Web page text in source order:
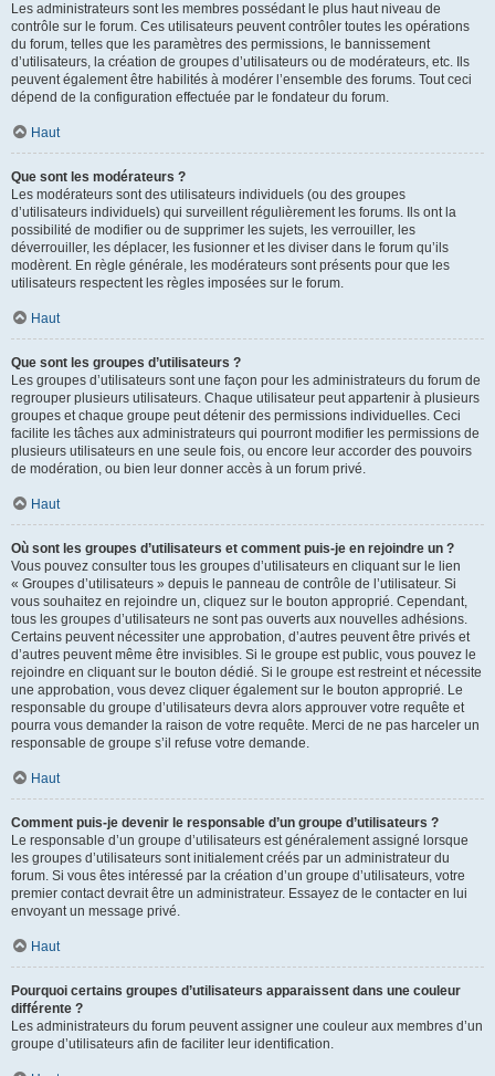
Les administrateurs sont les membres possédant le plus haut niveau de
contrôle sur le forum. Ces utilisateurs peuvent contrôler toutes les opérations
du forum, telles que les paramètres des permissions, le bannissement
d’utilisateurs, la création de groupes d’utilisateurs ou de modérateurs, etc. Ils
peuvent également être habilités à modérer l’ensemble des forums. Tout ceci
dépend de la configuration effectuée par le fondateur du forum.
Haut
Que sont les modérateurs ?
Les modérateurs sont des utilisateurs individuels (ou des groupes
d’utilisateurs individuels) qui surveillent régulièrement les forums. Ils ont la
possibilité de modifier ou de supprimer les sujets, les verrouiller, les
déverrouiller, les déplacer, les fusionner et les diviser dans le forum qu’ils
modèrent. En règle générale, les modérateurs sont présents pour que les
utilisateurs respectent les règles imposées sur le forum.
Haut
Que sont les groupes d’utilisateurs ?
Les groupes d’utilisateurs sont une façon pour les administrateurs du forum de
regrouper plusieurs utilisateurs. Chaque utilisateur peut appartenir à plusieurs
groupes et chaque groupe peut détenir des permissions individuelles. Ceci
facilite les tâches aux administrateurs qui pourront modifier les permissions de
plusieurs utilisateurs en une seule fois, ou encore leur accorder des pouvoirs
de modération, ou bien leur donner accès à un forum privé.
Haut
Où sont les groupes d’utilisateurs et comment puis-je en rejoindre un ?
Vous pouvez consulter tous les groupes d’utilisateurs en cliquant sur le lien
« Groupes d’utilisateurs » depuis le panneau de contrôle de l’utilisateur. Si
vous souhaitez en rejoindre un, cliquez sur le bouton approprié. Cependant,
tous les groupes d’utilisateurs ne sont pas ouverts aux nouvelles adhésions.
Certains peuvent nécessiter une approbation, d’autres peuvent être privés et
d’autres peuvent même être invisibles. Si le groupe est public, vous pouvez le
rejoindre en cliquant sur le bouton dédié. Si le groupe est restreint et nécessite
une approbation, vous devez cliquer également sur le bouton approprié. Le
responsable du groupe d’utilisateurs devra alors approuver votre requête et
pourra vous demander la raison de votre requête. Merci de ne pas harceler un
responsable de groupe s’il refuse votre demande.
Haut
Comment puis-je devenir le responsable d’un groupe d’utilisateurs ?
Le responsable d’un groupe d’utilisateurs est généralement assigné lorsque
les groupes d’utilisateurs sont initialement créés par un administrateur du
forum. Si vous êtes intéressé par la création d’un groupe d’utilisateurs, votre
premier contact devrait être un administrateur. Essayez de le contacter en lui
envoyant un message privé.
Haut
Pourquoi certains groupes d’utilisateurs apparaissent dans une couleur
différente ?
Les administrateurs du forum peuvent assigner une couleur aux membres d’un
groupe d’utilisateurs afin de faciliter leur identification.